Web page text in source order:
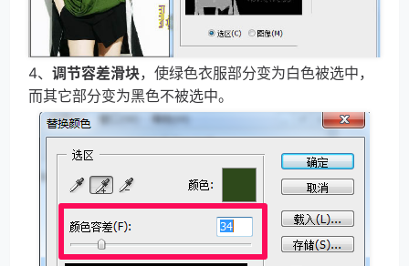
4、 调节容差滑块，使绿色衣服部分变为白色被选中，
而其它部分变为黑色不被选中。